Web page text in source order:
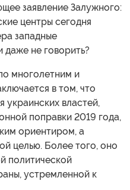
заявление Залужного:
центры сегодня
западные
даже не говорить?
многолетним и
в том, что
украинских властей,
поправки 2019 года,
ориентиром, а
целью. Более того, оно
политической
устремленной к